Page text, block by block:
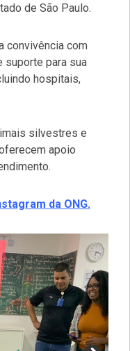
de São Paulo.
convivência com
suporte para sua
hospitais,
silvestres e
apoio
da ONG.